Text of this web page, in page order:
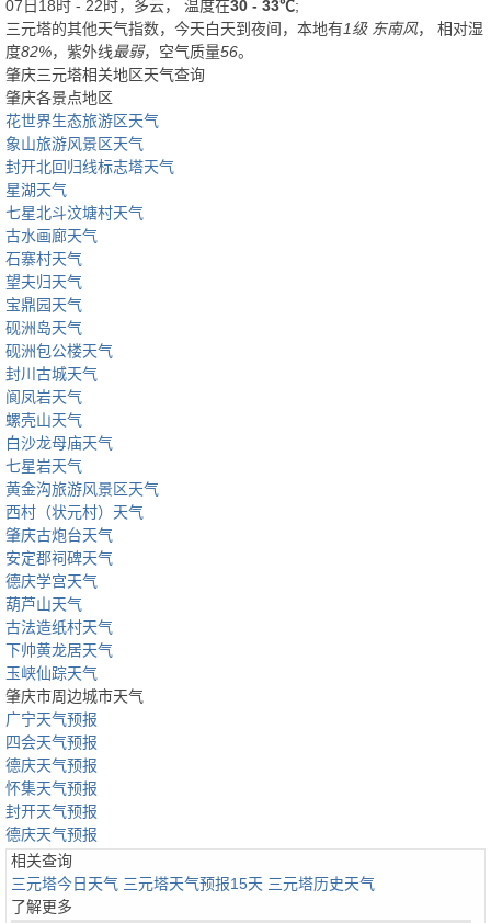
07日18时 - 22时，多云， 温度在30 - 33℃;
三元塔的其他天气指数，今天白天到夜间，本地有1级 东南风， 相对湿
度82%，紫外线最弱，空气质量56。
肇庆三元塔相关地区天气查询
肇庆各景点地区
花世界生态旅游区天气
象山旅游风景区天气
封开北回归线标志塔天气
星湖天气
七星北斗汶塘村天气
古水画廊天气
石寨村天气
望夫归天气
宝鼎园天气
砚洲岛天气
砚洲包公楼天气
封川古城天气
阆凤岩天气
螺壳山天气
白沙龙母庙天气
七星岩天气
黄金沟旅游风景区天气
西村（状元村）天气
肇庆古炮台天气
安定郡祠碑天气
德庆学宫天气
葫芦山天气
古法造纸村天气
下帅黄龙居天气
玉峡仙踪天气
肇庆市周边城市天气
广宁天气预报
四会天气预报
德庆天气预报
怀集天气预报
封开天气预报
德庆天气预报
相关查询
三元塔今日天气 三元塔天气预报15天 三元塔历史天气
了解更多